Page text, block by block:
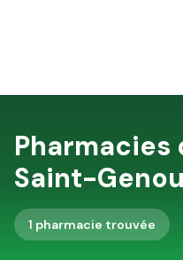
Pharmacies
Saint-Genou
1 pharmacie trouvée